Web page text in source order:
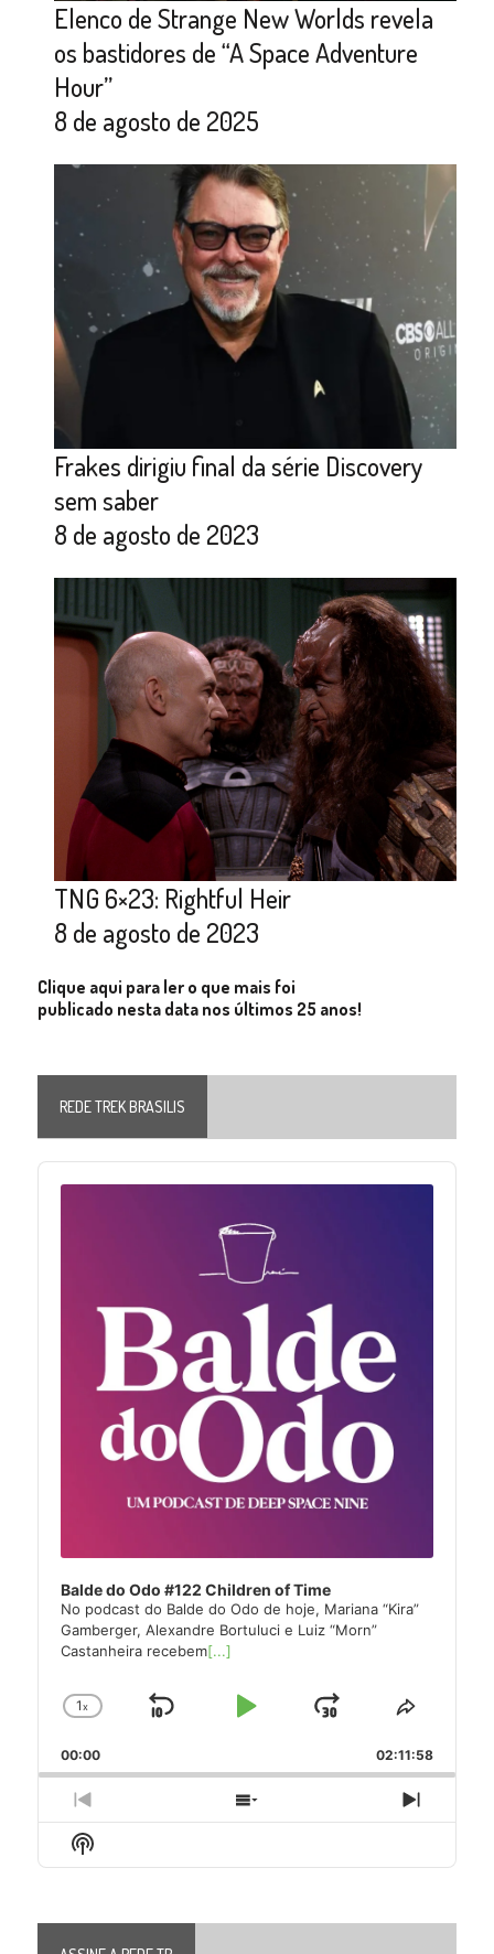
Elenco de Strange New Worlds revela
os bastidores de “A Space Adventure
Hour”
8 de agosto de 2025
Frakes dirigiu final da série Discovery
sem saber
8 de agosto de 2023
TNG 6×23: Rightful Heir
8 de agosto de 2023
Clique aqui para ler o que mais foi
publicado nesta data nos últimos 25 anos!
REDE TREK BRASILIS
Audio
Player
Balde do Odo #122 Children of Time
No podcast do Balde do Odo de hoje, Mariana “Kira”
Gamberger, Alexandre Bortuluci e Luiz “Morn”
Castanheira recebem[...]
Change
Rate
1x
Skip
Play
Jump
Forward
Share
Episode
00:00 02:11:58
Previous
Episode
Show
Episodes
Next
Episode
Show
Podcast